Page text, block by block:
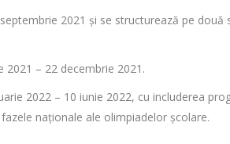
2021 și se structurează pe două
2021 – 22 decembrie 2021.
2022 – 10 iunie 2022, cu includerea
naționale ale olimpiadelor școlare.